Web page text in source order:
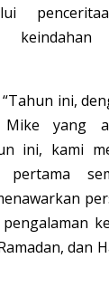
ini,
yang
ini, kami
dan